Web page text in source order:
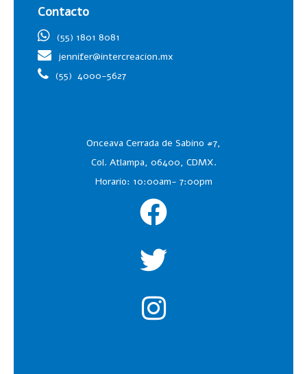
Contacto
(55) 1801 8081
jennifer@intercreacion.mx
(55) 4000-5627
Onceava Cerrada de Sabino #7,
Col. Atlampa, 06400, CDMX.
Horario: 10:00am- 7:00pm